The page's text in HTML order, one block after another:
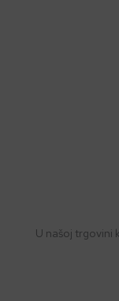
U našoj trgovini